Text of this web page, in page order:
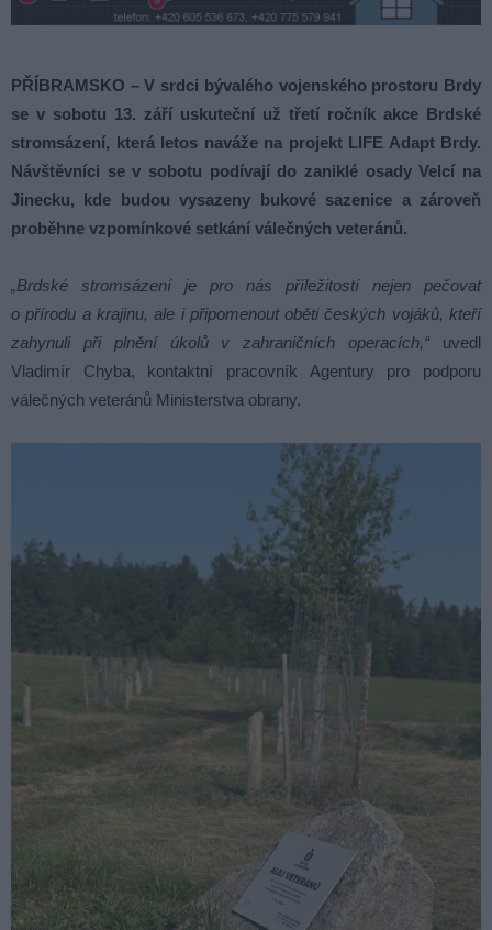
PŘÍBRAMSKO – V srdci bývalého vojenského prostoru Brdy
se v sobotu 13. září uskuteční už třetí ročník akce Brdské
stromsázení, která letos naváže na projekt LIFE Adapt Brdy.
Návštěvníci se v sobotu podívají do zaniklé osady Velcí na
Jinecku, kde budou vysazeny bukové sazenice a zároveň
proběhne vzpomínkové setkání válečných veteránů.
„Brdské stromsázení je pro nás příležitostí nejen pečovat
o přírodu a krajinu, ale i připomenout oběti českých vojáků, kteří
zahynuli při plnění úkolů v zahraničních operacích,“ uvedl
Vladimír Chyba, kontaktní pracovník Agentury pro podporu
válečných veteránů Ministerstva obrany.